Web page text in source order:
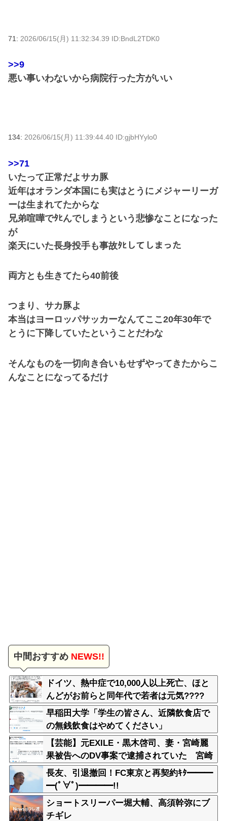
71: 2026/06/15(月) 11:32:34.39 ID:BndL2TDK0
>>9
悪い事いわないから病院行った方がいい
134: 2026/06/15(月) 11:39:44.40 ID:gjbHYylo0
>>71
いたって正常だよサカ豚
近年はオランダ本国にも実はとうにメジャーリーガ
ーは生まれてたからな
兄弟喧嘩でﾀﾋんでしまうという悲惨なことになった
が
楽天にいた長身投手も事故ﾀﾋしてしまった
両方とも生きてたら40前後
つまり、サカ豚よ
本当はヨーロッパサッカーなんてここ20年30年で
とうに下降していたということだわな
そんなものを一切向き合いもせずやってきたからこ
んなことになってるだけ
中間おすすめNEWS!!
ドイツ、熱中症で10,000人以上死亡、ほと
んどがお前らと同年代で若者は元気????
早稲田大学「学生の皆さん、近隣飲食店で
の無銭飲食はやめてください」
【芸能】元EXILE・黒木啓司、妻・宮崎麗
果被告へのDV事案で逮捕されていた 宮崎
は全身打撲、頭部裂傷及び打撲、頸部損傷
の怪我
長友、引退撤回！FC東京と再契約ｷﾀ━━━
━(ﾟ∀ﾟ)━━━━!!
ショートスリーパー堀大輔、高須幹弥にブ
チギレ